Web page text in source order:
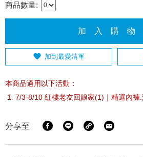
商品數量:
加 入 購 物
加到最愛清單
本商品適用以下活動：
7/3-8/10 紅樓老友回娘家(1)｜精選內
分享至